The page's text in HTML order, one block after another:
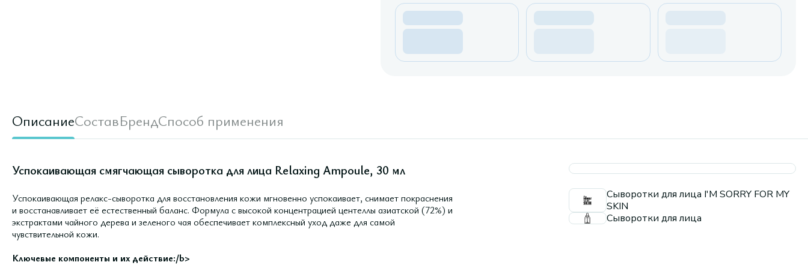
ОписаниеСоставБрендСпособ применения
Успокаивающая смягчающая сыворотка для лица Relaxing Ampoule, 30 мл
Успокаивающая релакс-сыворотка для восстановления кожи мгновенно успокаивает, снимает покраснения
и восстанавливает её естественный баланс. Формула с высокой концентрацией центеллы азиатской (72%) и
экстрактами чайного дерева и зеленого чая обеспечивает комплексный уход даже для самой
чувствительной кожи.
Ключевые компоненты и их действие:/b>
Сыворотки для лица I'M SORRY FOR MY
SKIN
Сыворотки для лица